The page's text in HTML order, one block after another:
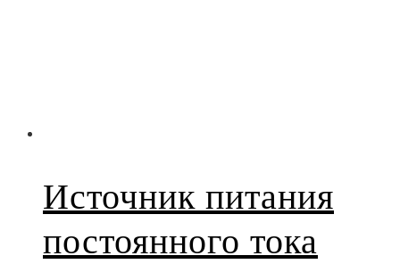
Источник питания
постоянного тока